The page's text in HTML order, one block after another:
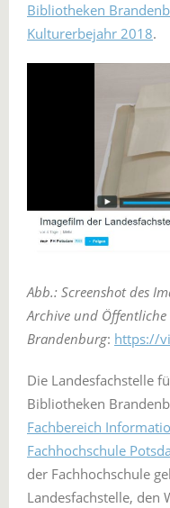
Bibliotheken
Kulturerbejahr 2018.
Abb.: Screenshot des
Archive und
Brandenburg: https://
Die Landesfachstelle
Bibliotheken
Fachbereich
Fachhochschule
der Fachhochschule
Landesfachstelle, den